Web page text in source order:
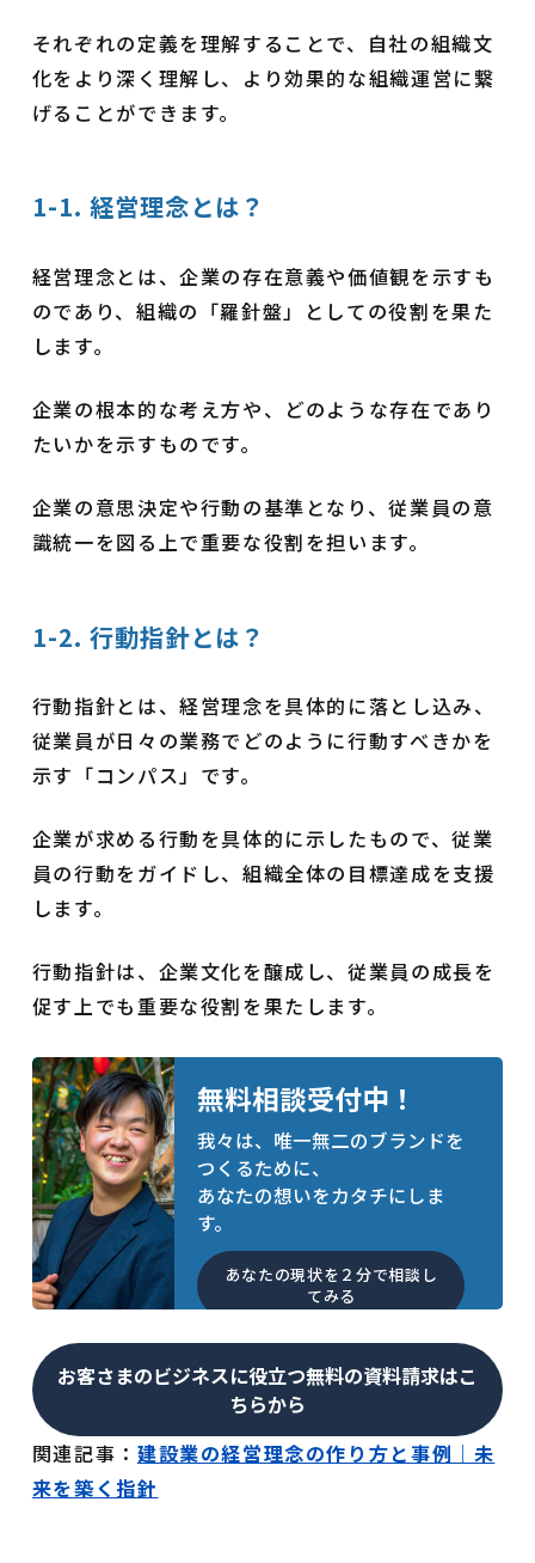
それぞれの定義を理解することで、自社の組織文
化をより深く理解し、より効果的な組織運営に繋
げることができます。
1-1. 経営理念とは？
経営理念とは、企業の存在意義や価値観を示すも
のであり、組織の「羅針盤」としての役割を果た
します。
企業の根本的な考え方や、どのような存在であり
たいかを示すものです。
企業の意思決定や行動の基準となり、従業員の意
識統一を図る上で重要な役割を担います。
1-2. 行動指針とは？
行動指針とは、経営理念を具体的に落とし込み、
従業員が日々の業務でどのように行動すべきかを
示す「コンパス」です。
企業が求める行動を具体的に示したもので、従業
員の行動をガイドし、組織全体の目標達成を支援
します。
行動指針は、企業文化を醸成し、従業員の成長を
促す上でも重要な役割を果たします。
無料相談受付中！
我々は、唯一無二のブランドを
つくるために、
あなたの想いをカタチにしま
す。
あなたの現状を２分で相談し
てみる
お客さまのビジネスに役立つ無料の資料請求はこ
ちらから
関連記事： 建設業の経営理念の作り方と事例｜未
来を築く指針